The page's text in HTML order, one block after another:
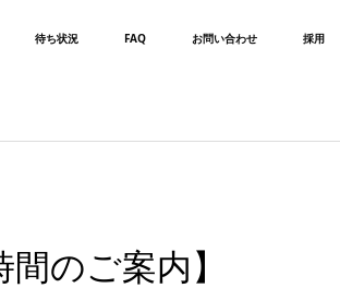
待ち状況 FAQ お問い合わせ 採用
のご案内】